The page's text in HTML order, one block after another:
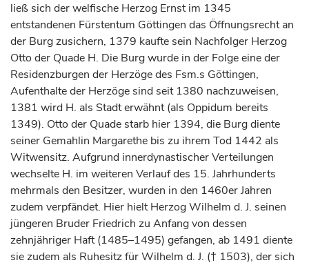
ließ sich der welfische Herzog Ernst im 1345
entstandenen Fürstentum Göttingen das Öffnungsrecht an
der Burg zusichern, 1379 kaufte sein Nachfolger Herzog
Otto der Quade H. Die Burg wurde in der Folge eine der
Residenzburgen der Herzögedes Fsm.s Göttingen,
Aufenthalte der Herzöge sind seit 1380 nachzuweisen,
1381 wird H. als Stadt erwähnt (als Oppidum bereits
1349). Otto der Quade starb hier 1394, die Burg diente
seiner Gemahlin Margarethe bis zu ihrem Tod 1442 als
Witwensitz. Aufgrund innerdynastischer Verteilungen
wechselte H. im weiteren Verlauf des 15. Jahrhunderts
mehrmals den Besitzer, wurden in den 1460er Jahren
zudem verpfändet. Hier hieltHerzogWilhelm d. J. seinen
jüngeren Bruder Friedrich zu Anfang von dessen
zehnjähriger Haft (1485–1495) gefangen, ab 1491 diente
sie zudem als Ruhesitz für Wilhelm d. J. († 1503), der sich